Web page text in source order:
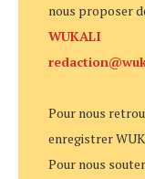
nous proposer
WUKALI
Pour nous
enregistrer
Pour nous